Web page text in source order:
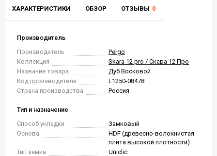
ХАРАКТЕРИСТИКИ ОБЗОР ОТЗЫВЫ 0
Производитель
Производитель
Pergo
Коллекция
Skara 12 pro / Скара 12 Про
Название товара
Дуб Восковой
Код производителя
L1250-08478
Страна производства
Россия
Тип и назначение
Способ укладки
Замковый
Основа
HDF (древесно-волокнистая
плита высокой плотности)
Тип замка
Uniclic